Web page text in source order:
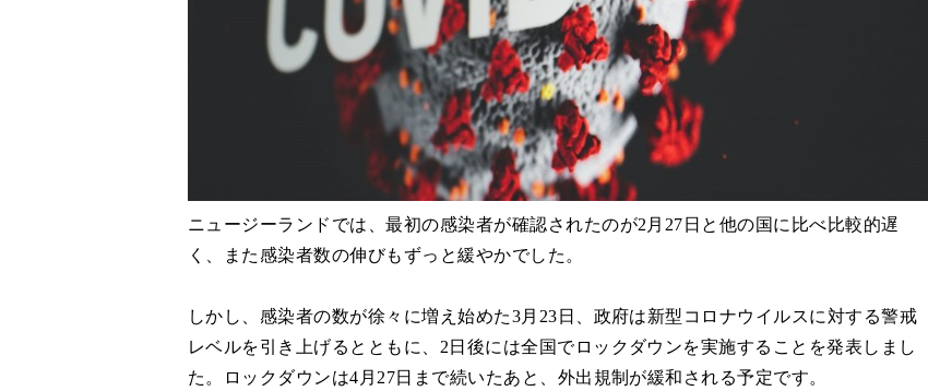
ニュージーランドでは、最初の感染者が確認されたのが2月27日と他の国に比べ比較的遅
く、また感染者数の伸びもずっと緩やかでした。
しかし、感染者の数が徐々に増え始めた3月23日、政府は新型コロナウイルスに対する警戒
レベルを引き上げるとともに、2日後には全国でロックダウンを実施することを発表しまし
た。ロックダウンは4月27日まで続いたあと、外出規制が緩和される予定です。